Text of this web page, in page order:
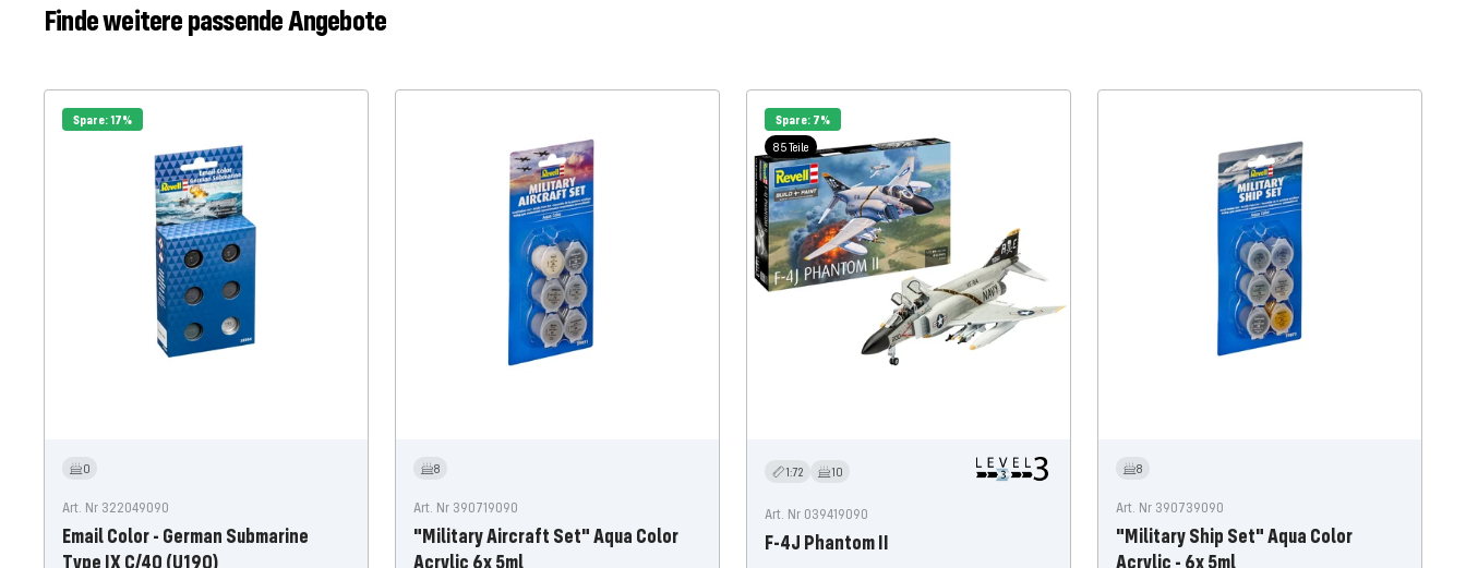
Finde weitere passende Angebote
Spare: 17%
0
Art. Nr 322049090
Email Color - German Submarine
Type IX C/40 (U190)
8
Art. Nr 390719090
"Military Aircraft Set" Aqua Color
Acrylic 6x 5ml
Spare: 7%
85 Teile
1:72 10
Art. Nr 039419090
F-4J Phantom II
8
Art. Nr 390739090
"Military Ship Set" Aqua Color
Acrylic - 6x 5ml